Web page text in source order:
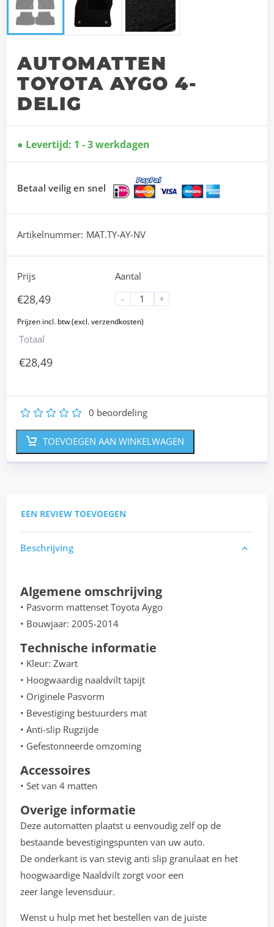
AUTOMATTEN
TOYOTA AYGO 4-
DELIG
Levertijd: 1 - 3 werkdagen
Betaal veilig en snel
Artikelnummer: MAT.TY-AY-NV
Prijs
€28,49
Aantal
-
+
Totaal
€28,49
5
4
3
2 0 beoordeling
TOEVOEGEN AAN WINKELWAGEN
EEN REVIEW TOEVOEGEN
Beschrijving
Algemene omschrijving
• Pasvorm mattenset Toyota Aygo
• Bouwjaar: 2005-2014
Technische informatie
• Kleur: Zwart
• Hoogwaardig naaldvilt tapijt
• Originele Pasvorm
• Bevestiging bestuurders mat
• Anti-slip Rugzijde
• Gefestonneerde omzoming
Accessoires
• Set van 4 matten
Overige informatie
Deze automatten plaatst u eenvoudig zelf op de
bestaande bevestigingspunten van uw auto.
De onderkant is van stevig anti slip granulaat en het
hoogwaardige Naaldvilt zorgt voor een
zeer lange levensduur.
Wenst u hulp met het bestellen van de juiste